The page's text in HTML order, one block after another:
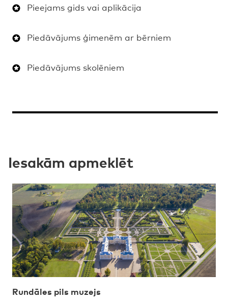
Pieejams gids vai aplikācija
Piedāvājums ģimenēm ar bērniem
Piedāvājums skolēniem
Iesakām apmeklēt
Rundāles pils muzejs